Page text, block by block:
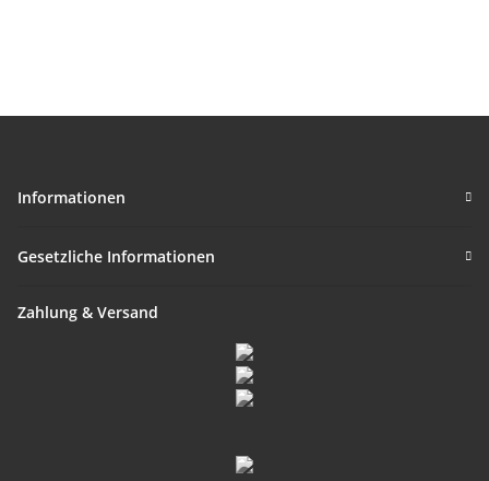
Informationen
Gesetzliche Informationen
Zahlung & Versand